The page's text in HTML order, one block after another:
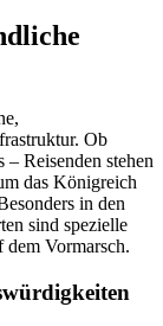
Ob
Reisenden stehen
das Königreich
in den
sind spezielle
Vormarsch.